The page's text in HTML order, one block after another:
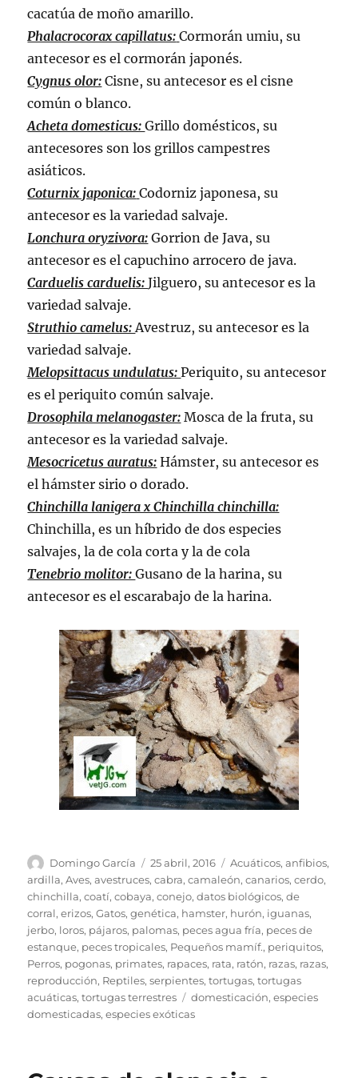
cacatúa de moño amarillo.
Phalacrocorax capillatus: Cormorán umiu, su
antecesor es el cormorán japonés.
Cygnus olor: Cisne, su antecesor es el cisne
común o blanco.
Acheta domesticus:Grillo domésticos, su
antecesores son los grillos campestres
asiáticos.
Coturnix japonica: Codorniz japonesa, su
antecesor es la variedad salvaje.
Lonchura oryzivora: Gorrion de Java, su
antecesor es el capuchino arrocero de java.
Carduelis carduelis:Jilguero, su antecesor es la
variedad salvaje.
Struthio camelus: Avestruz, su antecesor es la
variedad salvaje.
Melopsittacus undulatus:Periquito, su antecesor
es el periquito común salvaje.
Drosophila melanogaster: Mosca de la fruta, su
antecesor es la variedad salvaje.
Mesocricetus auratus: Hámster, su antecesor es
el hámster sirio o dorado.
Chinchilla lanigera x Chinchilla chinchilla:
Chinchilla, es un híbrido de dos especies
salvajes, la de cola corta y la de cola
Tenebrio molitor:Gusano de la harina, su
antecesor es el escarabajo de la harina.
Autor
Domingo García
Publicado
el
25 abril, 2016 Categorías
Acuáticos,anfibios,
ardilla,Aves,avestruces,cabra,camaleón,canarios,cerdo,
chinchilla,coatí,cobaya,conejo,datos biológicos,de
corral,erizos,Gatos,genética, hamster, hurón, iguanas,
jerbo, loros, pájaros, palomas, peces agua fría, peces de
estanque, peces tropicales, Pequeños mamíf., periquitos,
Perros, pogonas, primates, rapaces, rata, ratón, razas, razas,
reproducción, Reptiles,serpientes,tortugas,tortugas
acuáticas,tortugas terrestres Etiquetas
domesticación,especies
domesticadas,especies exóticas